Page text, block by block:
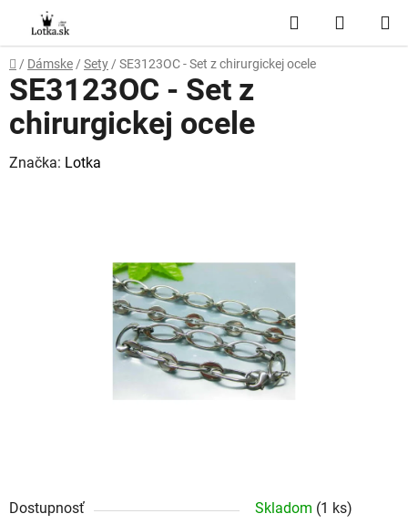
obsah
Hľadať
KOŠÍK
Domov
/ Dámske / Sety / SE3123OC - Set z chirurgickej ocele
Dostupnosť Skladom (1 ks)
SE3123OC - Set z
chirurgickej ocele
Značka: Lotka